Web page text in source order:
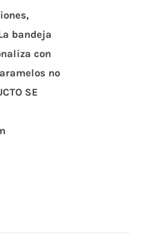
bandeja
con
no
SE